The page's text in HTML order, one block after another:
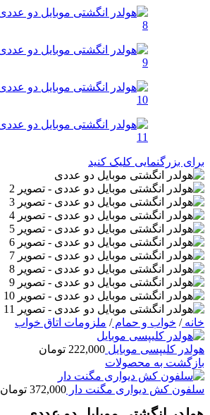
برای بزرگنمایی کلیک کنید
خانه/ خواب و حمام/ ملزومات اتاق خواب
هولدر کلیپسی موبایل 222,000 تومان
بازگشت به محصولات
سلفون کش دیواری مگنت دار 372,000 تومان